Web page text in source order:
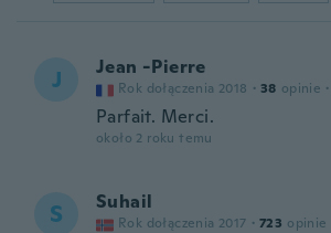
J Jean -Pierre
Rok dołączenia 2018 · 38 opinie ·
Parfait. Merci.
około 2 roku temu
S Suhail
Rok dołączenia 2017 · 723 opinie